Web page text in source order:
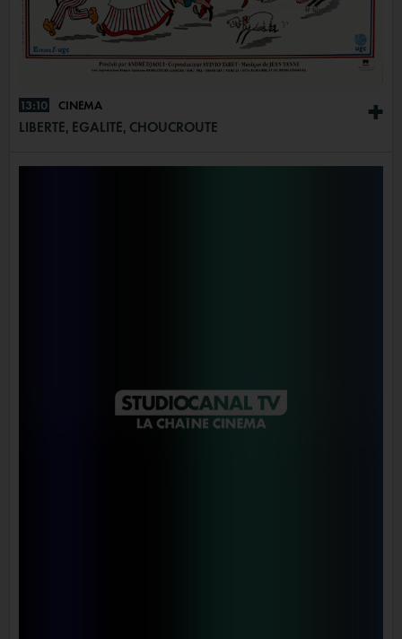
+
13:10 CINÉMA
LIBERTÉ, ÉGALITÉ, CHOUCROUTE